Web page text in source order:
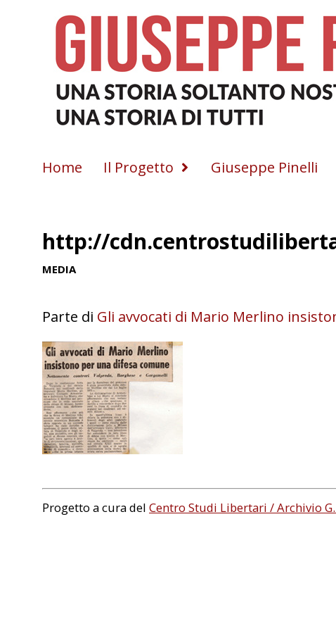
Home Il Progetto Giuseppe Pinelli
http://
MEDIA
Parte di Gli avvocati di Mario Merlino
Progetto a cura del Centro Studi Libertari / Archivio